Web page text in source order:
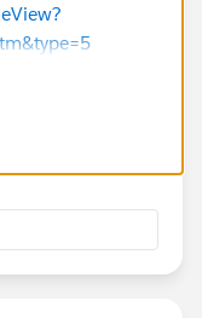
information was